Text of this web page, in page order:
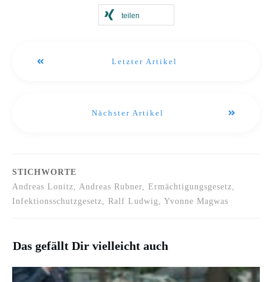
teilen
Letzter Artikel
Nächster Artikel
STICHWORTE
Andreas Lonitz, Andreas Rubner, Ermächtigungsgesetz,
Infektionsschutzgesetz, Ralf Ludwig, Yvonne Magwas
Das gefällt Dir vielleicht auch